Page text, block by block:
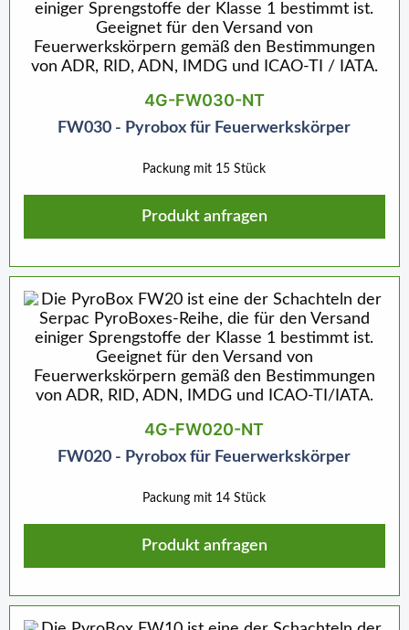
4G-FW030-NT
FW030 - Pyrobox für Feuerwerkskörper
Packung mit 15 Stück
Produkt anfragen
4G-FW020-NT
FW020 - Pyrobox für Feuerwerkskörper
Packung mit 14 Stück
Produkt anfragen